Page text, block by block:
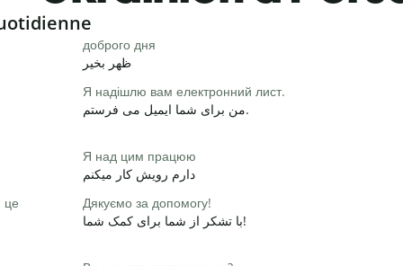
доброго дня
ظهر بخیر
Я надішлю вам електронний лист.
من برای شما ایمیل می فرستم.
Я над цим працюю
دارم رویش کار میکنم
це
Дякуємо за допомогу!
با تشکر از شما برای کمک شما!